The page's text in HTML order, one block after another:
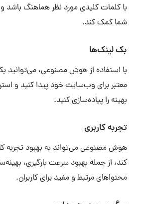
با کلمات کلیدی مورد نظر هماهنگ باشد
شما کمک کند.
بک لینک‌ها
با استفاده از هوش مصنوعی، می‌توانید
معتبر برای وب‌سایت خود پیدا کنید و
بهینه را پیاده‌سازی کنید.
تجربه کاربری
هوش مصنوعی می‌تواند به بهبود تجربه
کند، از جمله بهبود سرعت بارگیری،
محتواهای مرتبط و مفید برای کاربران.